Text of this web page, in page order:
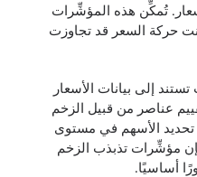
تُمكِّن هذه المؤشِّرات
حركة السعر قد تجاوزت
إلى بيانات الأسعار
عناصر من قبيل الزخم
تحديد الأسهم في مستوى
مؤشِّرات تذبذب الزخم